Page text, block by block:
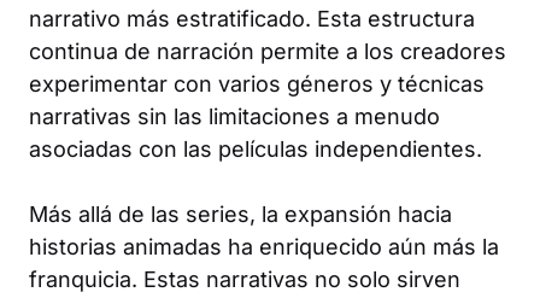
narrativo más estratificado. Esta estructura
continua de narración permite a los creadores
experimentar con varios géneros y técnicas
narrativas sin las limitaciones a menudo
asociadas con las películas independientes.
Más allá de las series, la expansión hacia
historias animadas ha enriquecido aún más la
franquicia. Estas narrativas no solo sirven